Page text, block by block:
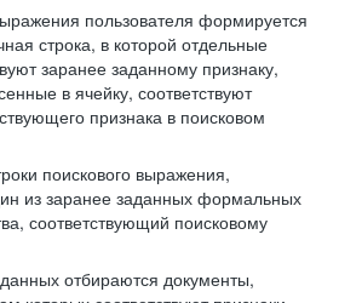
пользователя формируется
строка, в которой отдельные
заранее заданному признаку,
в ячейку, соответствуют
признака в поисковом
поискового выражения,
из заранее заданных формальных
соответствующий поисковому
отбираются документы,